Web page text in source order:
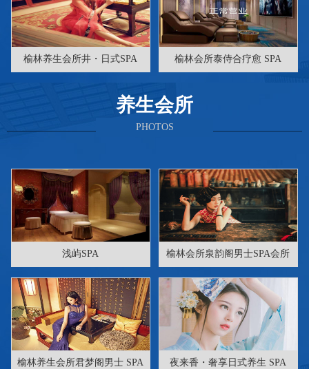
榆林养生会所井・日式SPA 榆林会所泰侍合疗愈 SPA
养生会所
PHOTOS
浅屿SPA 榆林会所泉韵阁男士SPA会所
榆林养生会所君梦阁男士 SPA 夜来香・奢享日式养生 SPA